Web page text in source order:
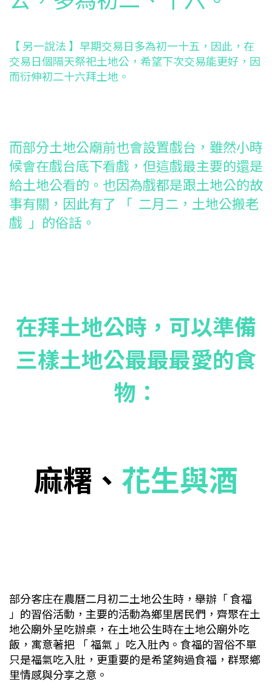
【 另一說法 】 早期交易日多為初一十五，因此，在
交易日個隔天祭祀土地公，希望下次交易能更好，因
而衍伸初二十六拜土地。
而部分土地公廟前也會設置戲台，雖然小時
候會在戲台底下看戲，但這戲最主要的還是
給土地公看的。也因為戲都是跟土地公的故
事有關，因此有了 「 二月二，土地公搬老
戲 」的俗話。
在拜土地公時，可以準備
三樣土地公最最最愛的食
物：
麻糬、 花生與酒
部分客庄在農曆二月初二土地公生時，舉辦「 食福
」的習俗活動，主要的活動為鄉里居民們，齊聚在土
地公廟外呈吃辦桌，在土地公生時在土地公廟外吃
飯，寓意著把 「 福氣 」吃入肚內。食福的習俗不單
只是福氣吃入肚，更重要的是希望夠過食福，群聚鄉
里情感與分享之意。